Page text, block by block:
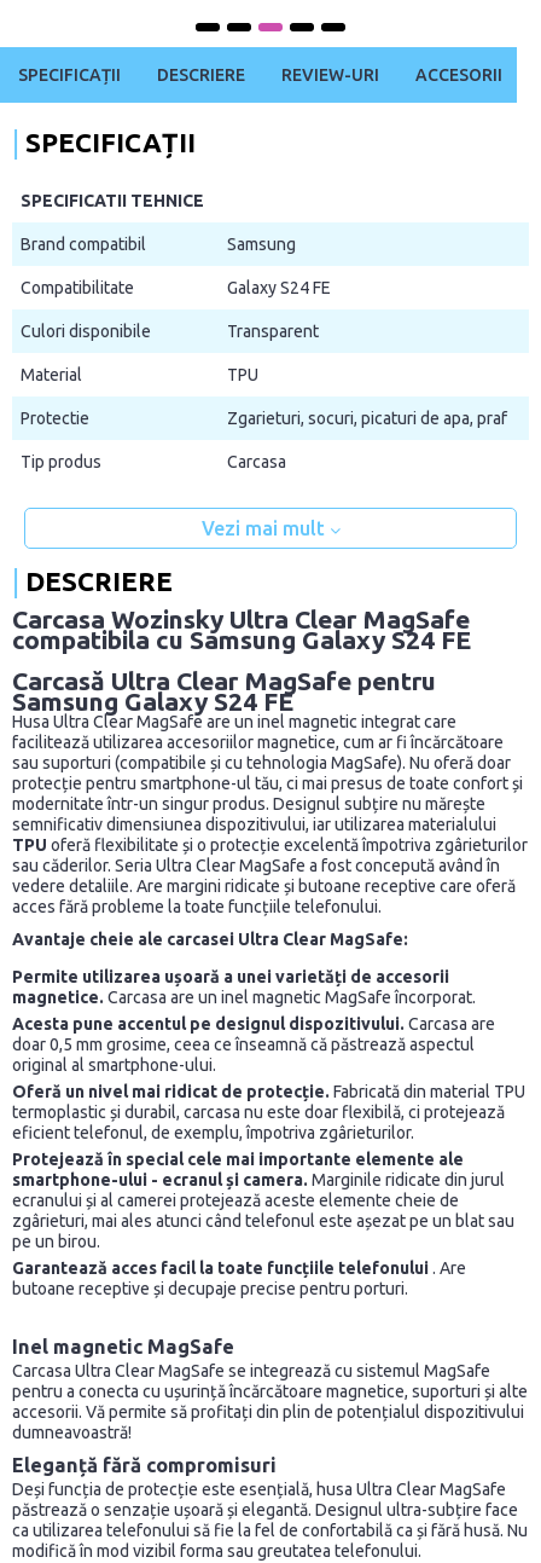
SPECIFICAȚII DESCRIERE REVIEW-URI ACCESORII
SPECIFICAȚII
SPECIFICATII TEHNICE
Brand compatibil Samsung
Compatibilitate Galaxy S24 FE
Culori disponibile Transparent
Material TPU
Protectie Zgarieturi, socuri, picaturi de apa, praf
Tip produs Carcasa
Vezi mai mult
DESCRIERE
Carcasa Wozinsky Ultra Clear MagSafe
compatibila cu Samsung Galaxy S24 FE
Carcasă Ultra Clear MagSafe pentru
Samsung Galaxy S24 FE
Husa Ultra Clear MagSafe are un inel magnetic integrat care
facilitează utilizarea accesoriilor magnetice, cum ar fi încărcătoare
sau suporturi (compatibile și cu tehnologia MagSafe). Nu oferă doar
protecție pentru smartphone-ul tău, ci mai presus de toate confort și
modernitate într-un singur produs. Designul subțire nu mărește
semnificativ dimensiunea dispozitivului, iar utilizarea materialului
TPU oferă flexibilitate și o protecție excelentă împotriva zgârieturilor
sau căderilor. Seria Ultra Clear MagSafe a fost concepută având în
vedere detaliile. Are margini ridicate și butoane receptive care oferă
acces fără probleme la toate funcțiile telefonului.
Avantaje cheie ale carcasei Ultra Clear MagSafe:
Permite utilizarea ușoară a unei varietăți de accesorii
magnetice. Carcasa are un inel magnetic MagSafe încorporat.
Acesta pune accentul pe designul dispozitivului. Carcasa are
doar 0,5 mm grosime, ceea ce înseamnă că păstrează aspectul
original al smartphone-ului.
Oferă un nivel mai ridicat de protecție. Fabricată din material TPU
termoplastic și durabil, carcasa nu este doar flexibilă, ci protejează
eficient telefonul, de exemplu, împotriva zgârieturilor.
Protejează în special cele mai importante elemente ale
smartphone-ului - ecranul și camera. Marginile ridicate din jurul
ecranului și al camerei protejează aceste elemente cheie de
zgârieturi, mai ales atunci când telefonul este așezat pe un blat sau
pe un birou.
Garantează acces facil la toate funcțiile telefonului. Are
butoane receptive și decupaje precise pentru porturi.
Inel magnetic MagSafe
Carcasa Ultra Clear MagSafe se integrează cu sistemul MagSafe
pentru a conecta cu ușurință încărcătoare magnetice, suporturi și alte
accesorii. Vă permite să profitați din plin de potențialul dispozitivului
dumneavoastră!
Eleganță fără compromisuri
Deși funcția de protecție este esențială, husa Ultra Clear MagSafe
păstrează o senzație ușoară și elegantă. Designul ultra-subțire face
ca utilizarea telefonului să fie la fel de confortabilă ca și fără husă. Nu
modifică în mod vizibil forma sau greutatea telefonului.